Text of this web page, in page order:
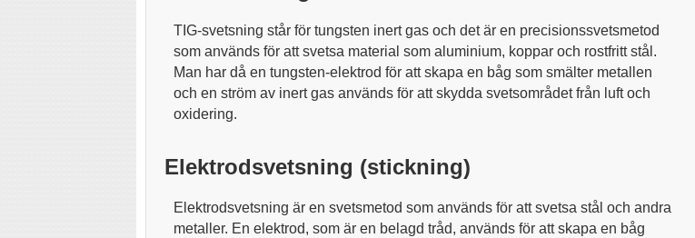
TIG-svetsning står för tungsten inert gas och det är en precisionssvetsmetod
som används för att svetsa material som aluminium, koppar och rostfritt stål.
Man har då en tungsten-elektrod för att skapa en båg som smälter metallen
och en ström av inert gas används för att skydda svetsområdet från luft och
oxidering.
Elektrodsvetsning (stickning)
Elektrodsvetsning är en svetsmetod som används för att svetsa stål och andra
metaller. En elektrod, som är en belagd tråd, används för att skapa en båg